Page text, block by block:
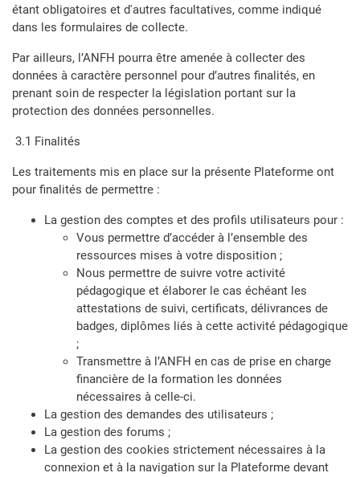
étant obligatoires et d'autres facultatives, comme indiqué
dans les formulaires de collecte.
Par ailleurs, l’ANFH pourra être amenée à collecter des
données à caractère personnel pour d’autres finalités, en
prenant soin de respecter la législation portant sur la
protection des données personnelles.
3.1 Finalités
Les traitements mis en place sur la présente Plateforme ont
pour finalités de permettre :
La gestion des comptes et des profils utilisateurs pour :
Vous permettre d’accéder à l’ensemble des
ressources mises à votre disposition ;
Nous permettre de suivre votre activité
pédagogique et élaborer le cas échéant les
attestations de suivi, certificats, délivrances de
badges, diplômes liés à cette activité pédagogique
;
Transmettre à l’ANFH en cas de prise en charge
financière de la formation les données
nécessaires à celle-ci.
La gestion des demandes des utilisateurs ;
La gestion des forums ;
La gestion des cookies strictement nécessaires à la
connexion et à la navigation sur la Plateforme devant